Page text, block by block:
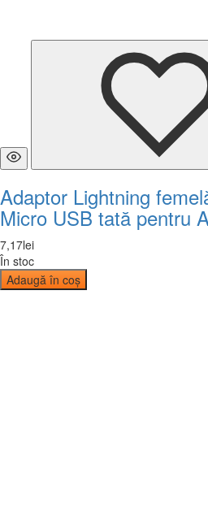
Adaptor Lightning
Micro USB tată pentru
7,17lei
În stoc
Adaugă în coș